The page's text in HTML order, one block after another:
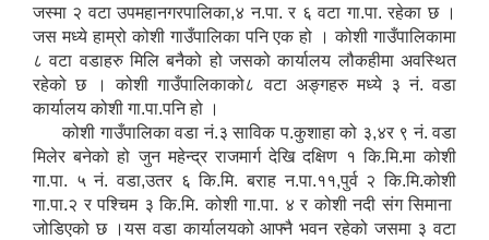
जस्मा २ वटा उपमहानगरपालिका,४ न.पा. र ६ वटा गा.पा. रहेका छ ।
जस मध्ये हाम्रो कोशी गाउँपालिका पनि एक हो । कोशी गाउँपालिकामा
८ वटा वडाहरु मिलि बनैको हो जसको कार्यालय लौकहीमा अवस्थित
रहेको छ । कोशी गाउँपालिकाको८ वटा अङ्गहरु मध्ये ३ नं. वडा
कार्यालय कोशी गा.पा.पनि हो ।
कोशी गाउँपालिका वडा नं.३ साविक प.कुशाहा को ३,४र ९ नं. वडा
मिलेर बनेको हो जुन महेन्द्र राजमार्ग देखि दक्षिण १ कि.मि.मा कोशी
गा.पा. ५ नं. वडा,उतर ६ कि.मि. बराह न.पा.११,पुर्व २ कि.मि.कोशी
गा.पा.२ र पश्चिम ३ कि.मि. कोशी गा.पा. ४ र कोशी नदी संग सिमाना
जोडिएको छ ।यस वडा कार्यालयको आफ्नै भवन रहेको जसमा ३ वटा